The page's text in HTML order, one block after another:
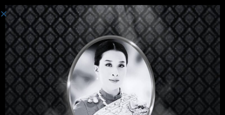
Login
Hey there, great course, right?
Do you like this course?